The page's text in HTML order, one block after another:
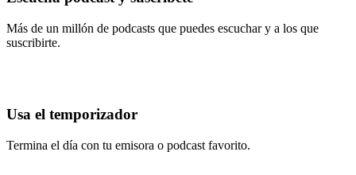
Más de un millón de podcasts que puedes escuchar y a los que
suscribirte.
Usa el temporizador
Termina el día con tu emisora o podcast favorito.